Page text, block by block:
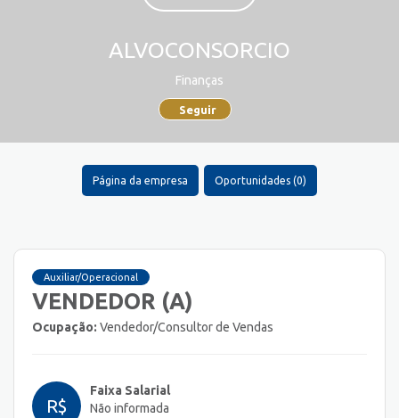
ALVOCONSORCIO
Finanças
Seguir
Página da empresa Oportunidades (0)
Auxiliar/Operacional
VENDEDOR (A)
Ocupação: Vendedor/Consultor de Vendas
R$
Faixa Salarial
Não informada